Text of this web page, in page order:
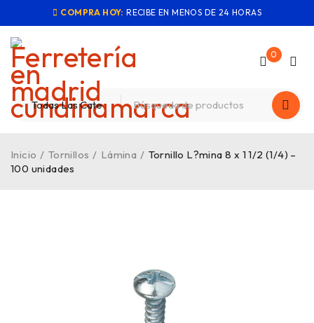
COMPRA HOY: RECIBE EN MENOS DE 24 HORAS
0
Inicio / Tornillos / Lámina / Tornillo L?mina 8 x 1 1/2 (1/4) –
100 unidades